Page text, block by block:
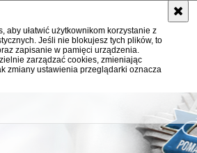
aby ułatwić użytkownikom korzystanie z
Jeśli nie blokujesz tych plików, to
zapisanie w pamięci urządzenia.
zarządzać cookies, zmieniając
zmiany ustawienia przeglądarki oznacza